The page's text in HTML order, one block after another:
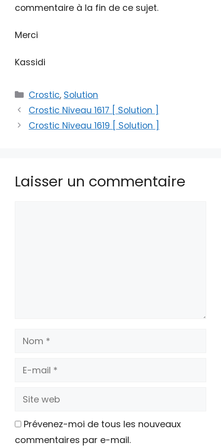
commentaire à la fin de ce sujet.
Merci
Kassidi
Catégories
Crostic, Solution
Crostic Niveau 1617 [ Solution ]
Crostic Niveau 1619 [ Solution ]
Laisser un commentaire
Nom
E-
Site
Prévenez-moi de tous les nouveaux
commentaires par e-mail.